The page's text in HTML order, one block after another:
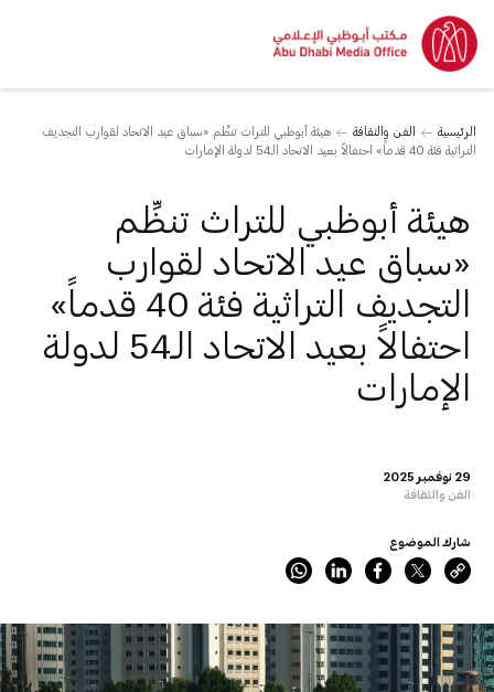
الرئيسية الفن والثقافة
هيئة أبوظبي للتراث تنظِّم «سباق عيد الاتحاد لقوارب التجديف
التراثية فئة 40 قدماً» احتفالاً بعيد الاتحاد الـ54 لدولة الإمارات
29 نوفمبر 2025
الفن والثقافة
هيئة أبوظبي للتراث تنظِّم
«سباق عيد الاتحاد لقوارب
التجديف التراثية فئة 40 قدماً»
احتفالاً بعيد الاتحاد الـ54 لدولة
الإمارات
شارك الموضوع